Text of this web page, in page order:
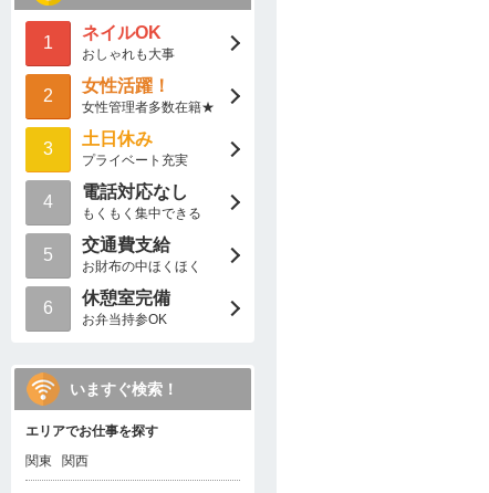
1
ネイルOK
おしゃれも大事
2
女性活躍！
女性管理者多数在籍★
3
土日休み
プライベート充実
4
電話対応なし
もくもく集中できる
5
交通費支給
お財布の中ほくほく
6
休憩室完備
お弁当持参OK
いますぐ検索！
エリアでお仕事を探す
関東
関西